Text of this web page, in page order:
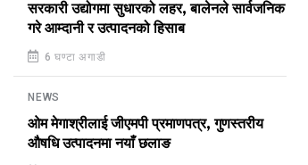
सरकारी उद्योगमा सुधारको लहर, बालेनले सार्वजनिक
गरे आम्दानी र उत्पादनको हिसाब
6 घण्टा अगाडी
NEWS
ओम मेगाश्रीलाई जीएमपी प्रमाणपत्र, गुणस्तरीय
औषधि उत्पादनमा नयाँ छलाङ